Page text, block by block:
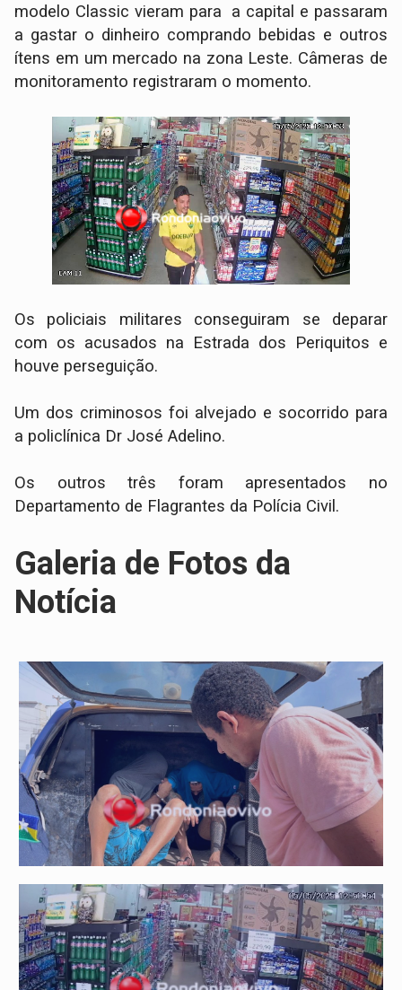
modelo Classic vieram para a capital e passaram
a gastar o dinheiro comprando bebidas e outros
ítens em um mercado na zona Leste. Câmeras de
monitoramento registraram o momento.
Os policiais militares conseguiram se deparar
com os acusados na Estrada dos Periquitos e
houve perseguição.
Um dos criminosos foi alvejado e socorrido para
a policlínica Dr José Adelino.
Os outros três foram apresentados no
Departamento de Flagrantes da Polícia Civil.
Galeria de Fotos da
Notícia